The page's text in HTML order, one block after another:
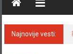
Najnovije vesti: